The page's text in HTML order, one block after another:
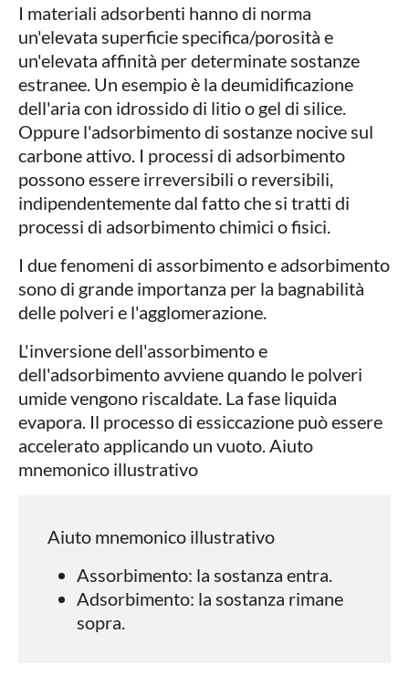
I materiali adsorbenti hanno di norma
un'elevata superficie specifica/porosità e
un'elevata affinità per determinate sostanze
estranee. Un esempio è la deumidificazione
dell'aria con idrossido di litio o gel di silice.
Oppure l'adsorbimento di sostanze nocive sul
carbone attivo. I processi di adsorbimento
possono essere irreversibili o reversibili,
indipendentemente dal fatto che si tratti di
processi di adsorbimento chimici o fisici.
I due fenomeni di assorbimento e adsorbimento
sono di grande importanza per la bagnabilità
delle polveri e l'agglomerazione.
L'inversione dell'assorbimento e
dell'adsorbimento avviene quando le polveri
umide vengono riscaldate. La fase liquida
evapora. Il processo di essiccazione può essere
accelerato applicando un vuoto. Aiuto
mnemonico illustrativo
Aiuto mnemonico illustrativo
Assorbimento: la sostanza entra.
Adsorbimento: la sostanza rimane
sopra.